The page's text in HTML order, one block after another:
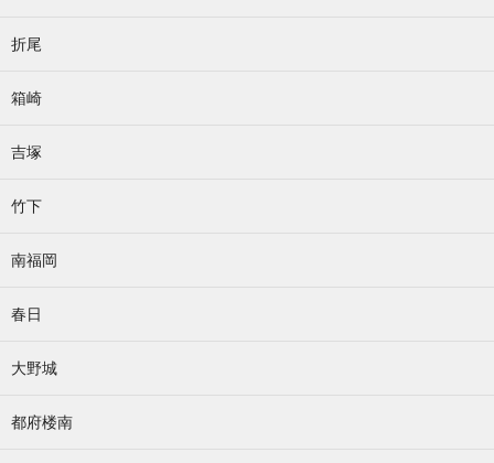
折尾
箱崎
吉塚
竹下
南福岡
春日
大野城
都府楼南